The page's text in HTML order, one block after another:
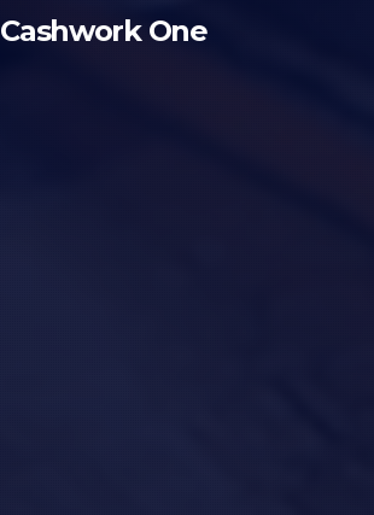
Cashwork One